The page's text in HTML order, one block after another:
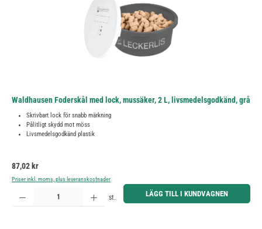
Waldhausen Foderskål med lock, mussäker, 2 L, livsmedelsgodkänd, grå
Skrivbart lock för snabb märkning
Pålitligt skydd mot möss
Livsmedelsgodkänd plastik
Ordinarie pris:
87,02 kr
Priser inkl. moms, plus leveranskostnader
Produktkvantitet: Ange önskat belopp eller använd knapparna för att öka eller minska kvantiteten.
st. LÄGG TILL I KUNDVAGNEN